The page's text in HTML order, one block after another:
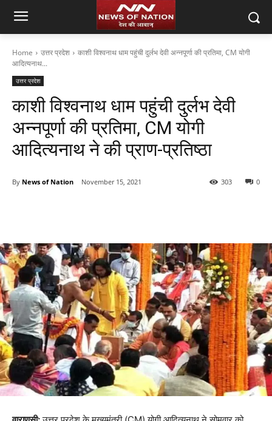
Home उत्तर प्रदेश
काशी विश्वनाथ धाम पहुंची दुर्लभ देवी अन्नपूर्णा की प्रतिमा, CM योगी
आदित्यनाथ...
उत्तर प्रदेश
काशी विश्वनाथ धाम पहुंची दुर्लभ देवी
अन्नपूर्णा की प्रतिमा, CM योगी
आदित्यनाथ ने की प्राण-प्रतिष्ठा
By News of Nation November 15, 2021 0
303